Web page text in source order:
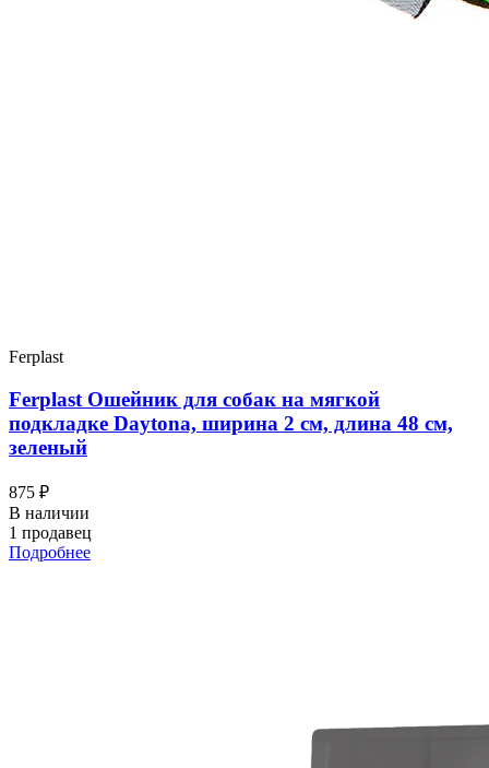
Ferplast
Ferplast Ошейник для собак на мягкой
подкладке Daytona, ширина 2 см, длина 48 см,
зеленый
875 ₽
В наличии
1 продавец
Подробнее